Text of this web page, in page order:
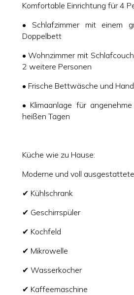
Komfortable Einrichtung für 4
• Schlafzimmer mit einem
Doppelbett
• Wohnzimmer mit
2 weitere Personen
• Frische Bettwäsche und
• Klimaanlage für
heißen Tagen
Küche wie zu Hause:
Moderne und voll
✔ Kühlschrank
✔ Geschirrspüler
✔ Kochfeld
✔ Mikrowelle
✔ Wasserkocher
✔ Kaffeemaschine